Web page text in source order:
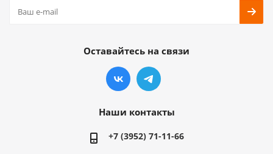
Оставайтесь на связи
Наши контакты
+7 (3952) 71-11-66